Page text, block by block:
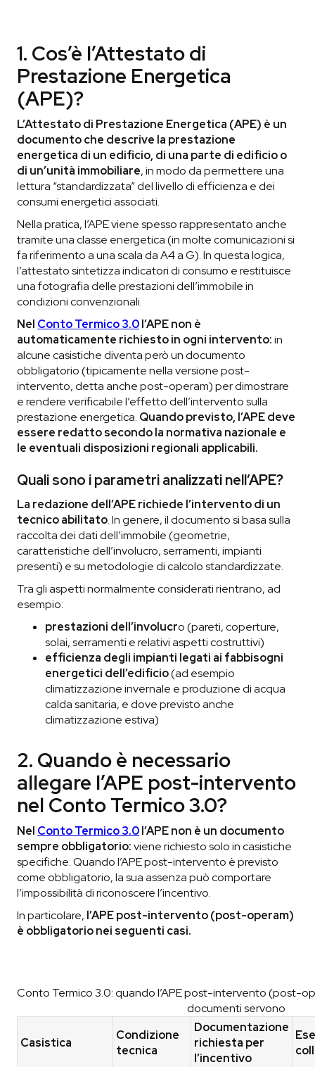
1. Cos’è l’Attestato di
Prestazione Energetica
(APE)?
L’Attestato di Prestazione Energetica (APE) è un
documento che descrive la prestazione
energetica di un edificio, di una parte di edificio o
di un’unità immobiliare, in modo da permettere una
lettura “standardizzata” del livello di efficienza e dei
consumi energetici associati.
Nella pratica, l’APE viene spesso rappresentato anche
tramite una classe energetica (in molte comunicazioni si
fa riferimento a una scala da A4 a G). In questa logica,
l’attestato sintetizza indicatori di consumo e restituisce
una fotografia delle prestazioni dell’immobile in
condizioni convenzionali.
Nel Conto Termico 3.0l’APE non è
automaticamente richiesto in ogni intervento:in
alcune casistiche diventa però un documento
obbligatorio (tipicamente nella versione post-
intervento, detta anche post-operam) per dimostrare
e rendere verificabile l’effetto dell’intervento sulla
prestazione energetica. Quando previsto, l’APE deve
essere redatto secondo la normativa nazionale e
le eventuali disposizioni regionali applicabili.
Quali sono i parametri analizzati nell’APE?
La redazione dell’APE richiede l’intervento di un
tecnico abilitato. In genere, il documento si basa sulla
raccolta dei dati dell’immobile (geometrie,
caratteristiche dell’involucro, serramenti, impianti
presenti) e su metodologie di calcolo standardizzate.
Tra gli aspetti normalmente considerati rientrano, ad
esempio:
prestazioni dell’involucro (pareti, coperture,
solai, serramenti e relativi aspetti costruttivi)
efficienza degli impianti legati ai fabbisogni
energetici dell’edificio(ad esempio
climatizzazione invernale e produzione di acqua
calda sanitaria, e dove previsto anche
climatizzazione estiva)
2. Quando è necessario
allegare l’APE post-intervento
nel Conto Termico 3.0?
Nel Conto Termico 3.0l’APE non è un documento
sempre obbligatorio:viene richiesto solo in casistiche
specifiche. Quando l’APE post-intervento è previsto
come obbligatorio, la sua assenza può comportare
l’impossibilità di riconoscere l’incentivo.
In particolare, l’APE post-intervento (post-operam)
è obbligatorio nei seguenti casi.
Conto Termico 3.0: quando l’APE post-intervento (post-
documenti servono
Casistica
Condizione
tecnica
Documentazione
richiesta per
l’incentivo